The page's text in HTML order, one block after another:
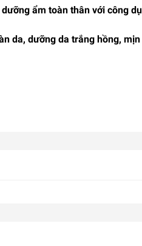
ẩm toàn thân với công
da, dưỡng da trắng hồng,
lại sự lão hóa da
khô.